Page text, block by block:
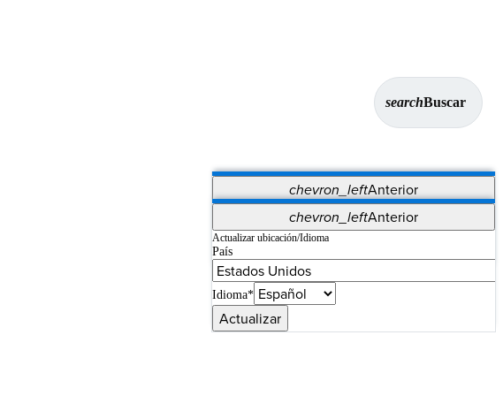
searchBuscar
chevron_leftAnterior
Vet Systems OrthoPedia Patient
Supplier Portal
Synergy Imaging & Resection
chevron_leftAnterior
Actualizar ubicación/Idioma
País
Idioma*
Actualizar